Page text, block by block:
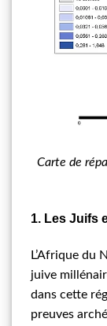
Carte de
1. Les Juifs
L’Afrique du
juive
dans cette
preuves